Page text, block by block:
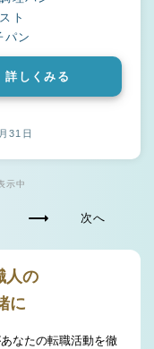
ト
パン
詳しくみる
31日
示中
次へ
人の
に
なたの転職活動を徹